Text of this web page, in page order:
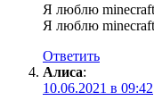
Я люблю
Я люблю minecraft
Ответить
Алиса:
10.06.2021 в 09:42